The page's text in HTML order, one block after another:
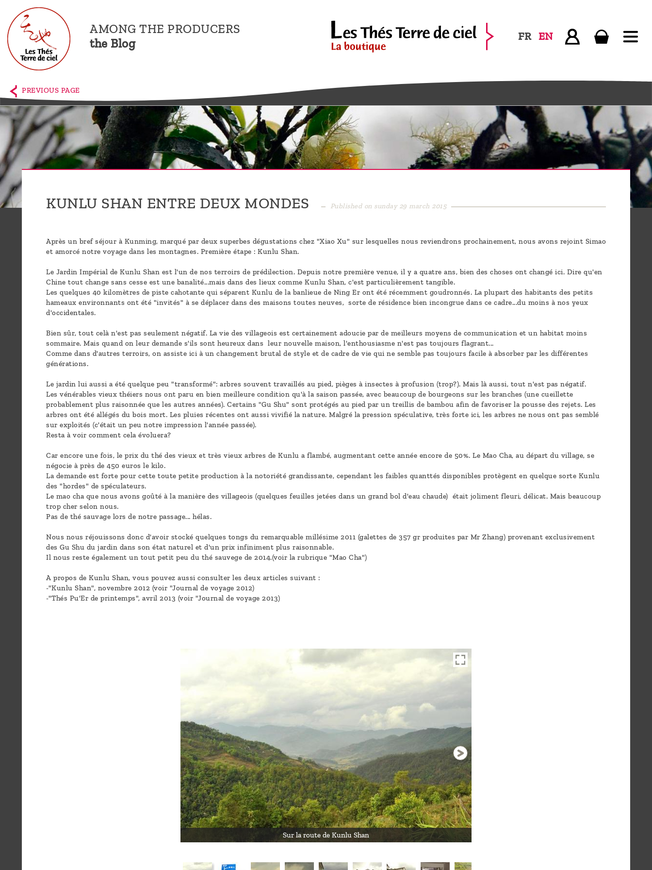
AMONG THE PRODUCERS
the Blog
FR EN
Home
The
shop
Terre
de
Ciel
Among
the
producers,
Discover
Leave us
message
PREVIOUS PAGE
KUNLU SHAN ENTRE DEUX MONDES Published on sunday 29 march 2015
Après un bref séjour à Kunming, marqué par deux superbes dégustations chez "Xiao Xu" sur lesquelles nous reviendrons prochainement, nous avons rejoint Simao
et amorcé notre voyage dans les montagnes. Première étape : Kunlu Shan.
Le Jardin Impérial de Kunlu Shan est l'un de nos terroirs de prédilection. Depuis notre première venue, il y a quatre ans, bien des choses ont changé ici. Dire qu'en
Chine tout change sans cesse est une banalité...mais dans des lieux comme Kunlu Shan, c'est particulièrement tangible.
Les quelques 40 kilomètres de piste cahotante qui séparent Kunlu de la banlieue de Ning Er ont été récemment goudronnés. La plupart des habitants des petits
hameaux environnants ont été "invités" à se déplacer dans des maisons toutes neuves, sorte de résidence bien incongrue dans ce cadre...du moins à nos yeux
d'occidentales.
Bien sûr, tout celà n'est pas seulement négatif. La vie des villageois est certainement adoucie par de meilleurs moyens de communication et un habitat moins
sommaire. Mais quand on leur demande s'ils sont heureux dans leur nouvelle maison, l'enthousiasme n'est pas toujours flagrant...
Comme dans d'autres terroirs, on assiste ici à un changement brutal de style et de cadre de vie qui ne semble pas toujours facile à absorber par les différentes
générations.
Le jardin lui aussi a été quelque peu "transformé": arbres souvent travaillés au pied, pièges à insectes à profusion (trop?). Mais là aussi, tout n'est pas négatif.
Les vénérables vieux théiers nous ont paru en bien meilleure condition qu'à la saison passée, avec beaucoup de bourgeons sur les branches (une cueillette
probablement plus raisonnée que les autres années). Certains "Gu Shu" sont protégés au pied par un treillis de bambou afin de favoriser la pousse des rejets. Les
arbres ont été allégés du bois mort. Les pluies récentes ont aussi vivifié la nature. Malgré la pression spéculative, très forte ici, les arbres ne nous ont pas semblé
sur exploités (c'était un peu notre impression l'année passée).
Resta à voir comment cela évoluera?
Car encore une fois, le prix du thé des vieux et très vieux arbres de Kunlu a flambé, augmentant cette année encore de 50%. Le Mao Cha, au départ du village, se
négocie à près de 450 euros le kilo.
La demande est forte pour cette toute petite production à la notoriété grandissante, cependant les faibles quanttés disponibles protègent en quelque sorte Kunlu
des "hordes" de spéculateurs.
Le mao cha que nous avons goûté à la manière des villageois (quelques feuilles jetées dans un grand bol d'eau chaude) était joliment fleuri, délicat. Mais beaucoup
trop cher selon nous.
Pas de thé sauvage lors de notre passage... hélas.
Nous nous réjouissons donc d'avoir stocké quelques tongs du remarquable millésime 2011 (galettes de 357 gr produites par Mr Zhang) provenant exclusivement
des Gu Shu du jardin dans son état naturel et d'un prix infiniment plus raisonnable.
Il nous reste également un tout petit peu du thé sauvege de 2014.(voir la rubrique "Mao Cha")
A propos de Kunlu Shan, vous pouvez aussi consulter les deux articles suivant :
-"Kunlu Shan", novembre 2012 (voir "Journal de voyage 2012)
-"Thés Pu'Er de printemps", avril 2013 (voir "Journal de voyage 2013)
Sur la route de Kunlu Shan